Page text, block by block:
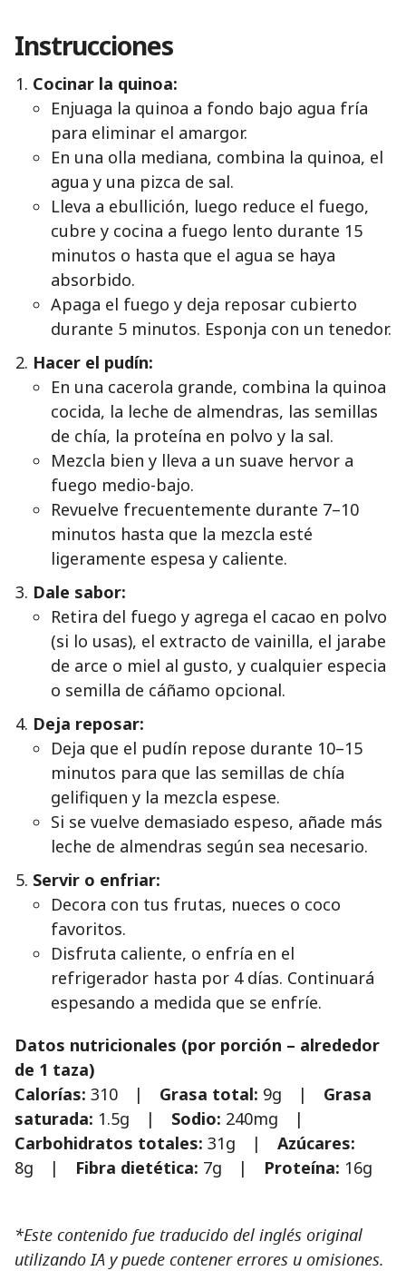
Instrucciones
Cocinar la quinoa:
Enjuaga la quinoa a fondo bajo agua fría
para eliminar el amargor.
En una olla mediana, combina la quinoa, el
agua y una pizca de sal.
Lleva a ebullición, luego reduce el fuego,
cubre y cocina a fuego lento durante 15
minutos o hasta que el agua se haya
absorbido.
Apaga el fuego y deja reposar cubierto
durante 5 minutos. Esponja con un tenedor.
Hacer el pudín:
En una cacerola grande, combina la quinoa
cocida, la leche de almendras, las semillas
de chía, la proteína en polvo y la sal.
Mezcla bien y lleva a un suave hervor a
fuego medio-bajo.
Revuelve frecuentemente durante 7–10
minutos hasta que la mezcla esté
ligeramente espesa y caliente.
Dale sabor:
Retira del fuego y agrega el cacao en polvo
(si lo usas), el extracto de vainilla, el jarabe
de arce o miel al gusto, y cualquier especia
o semilla de cáñamo opcional.
Deja reposar:
Deja que el pudín repose durante 10–15
minutos para que las semillas de chía
gelifiquen y la mezcla espese.
Si se vuelve demasiado espeso, añade más
leche de almendras según sea necesario.
Servir o enfriar:
Decora con tus frutas, nueces o coco
favoritos.
Disfruta caliente, o enfría en el
refrigerador hasta por 4 días. Continuará
espesando a medida que se enfríe.
Datos nutricionales (por porción – alrededor
de 1 taza)
Calorías: 310 | Grasa total: 9g | Grasa
saturada: 1.5g | Sodio: 240mg |
Carbohidratos totales: 31g | Azúcares:
8g | Fibra dietética: 7g | Proteína: 16g
*Este contenido fue traducido del inglés original
utilizando IA y puede contener errores u omisiones.